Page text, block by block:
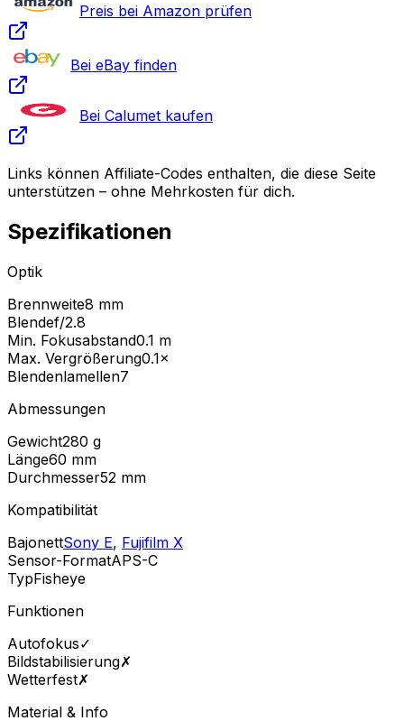
Preis bei Amazon prüfen
Bei eBay finden
Bei Calumet kaufen
Links können Affiliate-Codes enthalten, die diese Seite
unterstützen – ohne Mehrkosten für dich.
Spezifikationen
Optik
Brennweite8 mm
Blendef/2.8
Min. Fokusabstand0.1 m
Max. Vergrößerung0.1×
Blendenlamellen7
Abmessungen
Gewicht280 g
Länge60 mm
Durchmesser52 mm
Kompatibilität
BajonettSony E, Fujifilm X
Sensor-FormatAPS-C
TypFisheye
Funktionen
Autofokus✓
Bildstabilisierung✗
Wetterfest✗
Material & Info